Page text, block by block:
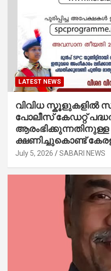
LATEST NEWS
വിവിധ സ്കൂളുകളില്‍
പോലീസ് കേഡറ്റ്
ക്ഷണിച്ചുകൊണ്ട്
July 5, 2026 SABARI NEWS